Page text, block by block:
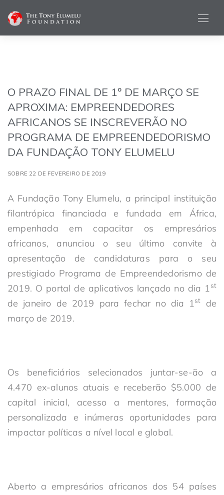
O PRAZO FINAL DE 1º DE MARÇO SE
APROXIMA: EMPREENDEDORES
AFRICANOS SE INSCREVERÃO NO
PROGRAMA DE EMPREENDEDORISMO
DA FUNDAÇÃO TONY ELUMELU
SOBRE 22 DE FEVEREIRO DE 2019
A Fundação Tony Elumelu, a principal instituição
filantrópica financiada e fundada em África,
empenhada em capacitar os empresários
africanos, anunciou o seu último convite à
apresentação de candidaturas para o seu
prestigiado Programa de Empreendedorismo de
2019. O portal de aplicativos lançado no dia 1st
de janeiro de 2019 para fechar no dia 1st
de
março de 2019.
Os beneficiários selecionados juntar-se-ão a
4.470 ex-alunos atuais e receberão $5.000 de
capital inicial, acesso a mentores, formação
personalizada e inúmeras oportunidades para
impactar políticas a nível local e global.
Aberto a empresários africanos dos 54 países